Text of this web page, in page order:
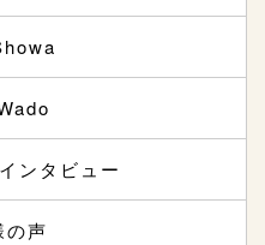
ンタビュー
の声